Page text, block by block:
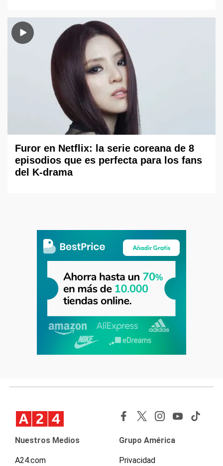
Furor en Netflix: la serie coreana de 8
episodios que es perfecta para los fans
del K-drama
Nuestros Medios
A24.com
Grupo América
Privacidad